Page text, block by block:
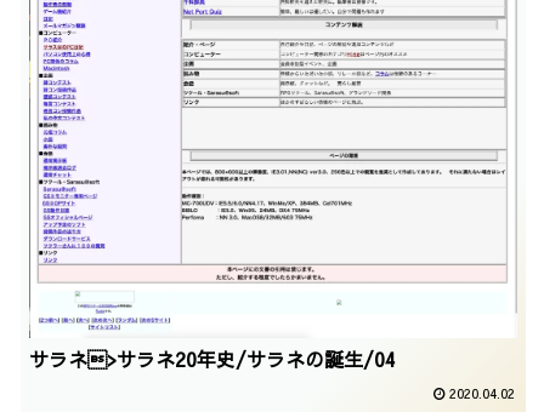
サラネ>サラネ20年史/サラネの誕生/04
2020.04.02